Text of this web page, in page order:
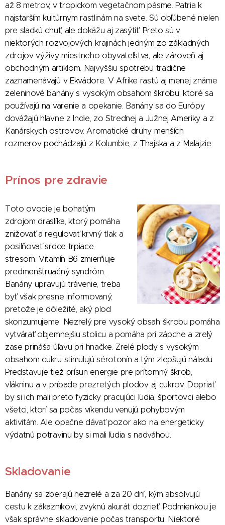
až 8 metrov, v tropickom vegetačnom pásme. Patria k
najstarším kultúrnym rastlinám na svete. Sú obľúbené nielen
pre sladkú chuť, ale dokážu aj zasýtiť. Preto sú v
niektorých rozvojových krajinách jedným zo základných
zdrojov výživy miestneho obyvateľstva, ale zároveň aj
obchodným artiklom. Najvyššiu spotrebu tradične
zaznamenávajú v Ekvádore. V Afrike rastú aj menej známe
zeleninové banány s vysokým obsahom škrobu, ktoré sa
používajú na varenie a opekanie. Banány sa do Európy
dovážajú hlavne z Indie, zo Strednej a Južnej Ameriky a z
Kanárskych ostrovov. Aromatické druhy menších
rozmerov pochádzajú z Kolumbie, z Thajska a z Malajzie.
Prínos pre zdravie
Toto ovocie je bohatým
zdrojom draslíka, ktorý pomáha
znižovať a regulovať krvný tlak a
posilňovať srdce trpiace
stresom. Vitamín B6 zmierňuje
predmenštruačný syndróm.
Banány upravujú trávenie, treba
byť však presne informovaný,
pretože je dôležité, aký plod
skonzumujeme. Nezrelý pre vysoký obsah škrobu pomáha
vytvárať objemnejšiu stolicu a pomáha pri zápche a zrelý
zase prináša úľavu pri hnačke. Zrelé plody s vysokým
obsahom cukru stimulujú sérotonín a tým zlepšujú náladu.
Predstavuje tiež prísun energie pre prítomný škrob,
vlákninu a v prípade prezretých plodov aj cukrov. Dopriať
by si ich mali preto fyzicky pracujúci ľudia, športovci alebo
všetci, ktorí sa počas víkendu venujú pohybovým
aktivitám. Ale opačne dávať pozor ako na energeticky
výdatnú potravinu by si mali ľudia s nadváhou.
Skladovanie
Banány sa zberajú nezrelé a za 20 dní, kým absolvujú
cestu k zákazníkovi, zvyknú akurát dozrieť. Podmienkou je
však správne skladovanie počas transportu. Niektoré